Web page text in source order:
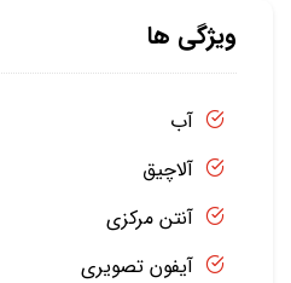
ویژگی ها
آب
آلاچیق
آنتن مرکزی
آیفون تصویری